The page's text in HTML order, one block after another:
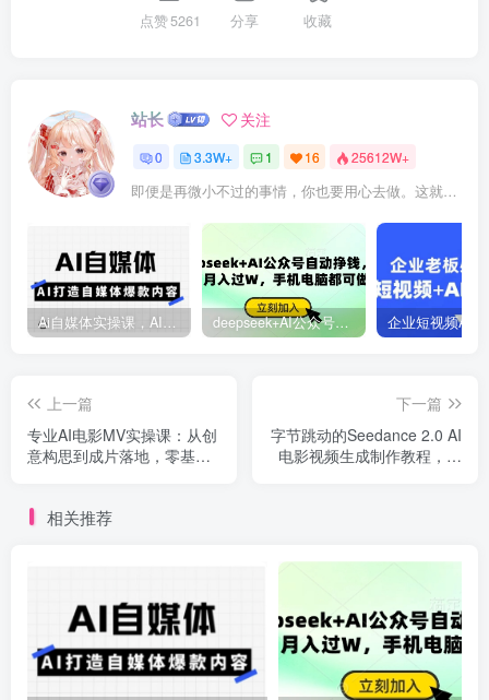
点赞5261 分享 收藏
站长 关注
0 3.3W+ 1 16 25612W+
即便是再微小不过的事情，你也要用心去做。这就是成功的秘密
deepseek+AI公众号自动挣钱，轻松月入过W，手机电脑都可做
上一篇
专业AI电影MV实操课：从创
意构思到成片落地，零基础
下一篇
字节跳动的Seedance 2.0 AI
电影视频生成制作教程，一
相关推荐